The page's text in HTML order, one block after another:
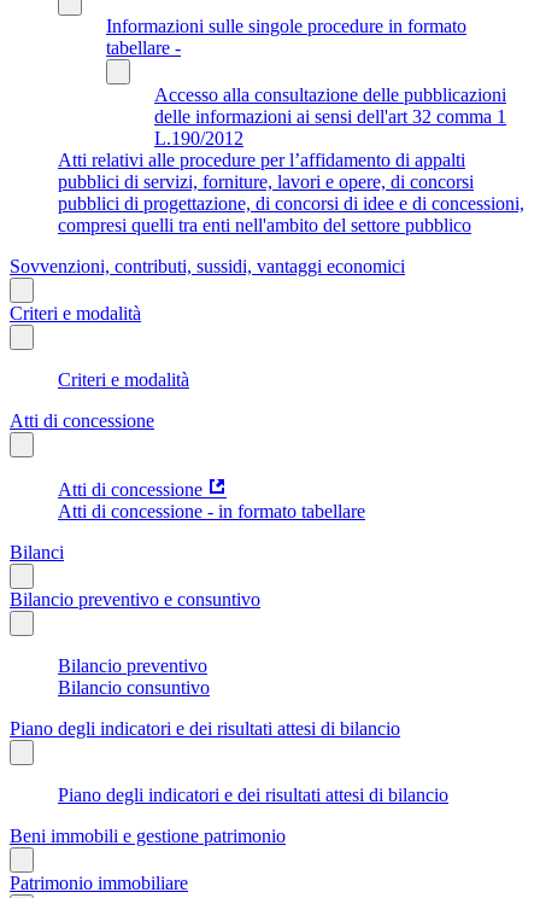
Informazioni sulle singole procedure in formato
tabellare -
Accesso alla consultazione delle pubblicazioni
delle informazioni ai sensi dell'art 32 comma 1
L.190/2012
Atti relativi alle procedure per l’affidamento di appalti
pubblici di servizi, forniture, lavori e opere, di concorsi
pubblici di progettazione, di concorsi di idee e di concessioni,
compresi quelli tra enti nell'ambito del settore pubblico
Sovvenzioni, contributi, sussidi, vantaggi economici
Criteri e modalità
Criteri e modalità
Atti di concessione
Atti di concessione
Atti di concessione - in formato tabellare
Bilanci
Bilancio preventivo e consuntivo
Bilancio preventivo
Bilancio consuntivo
Piano degli indicatori e dei risultati attesi di bilancio
Piano degli indicatori e dei risultati attesi di bilancio
Beni immobili e gestione patrimonio
Patrimonio immobiliare